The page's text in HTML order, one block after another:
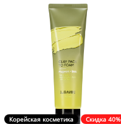
Корейская косметика Скидка 40%